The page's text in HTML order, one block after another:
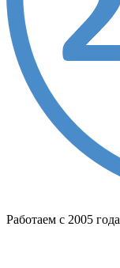
Работаем с 2005 года